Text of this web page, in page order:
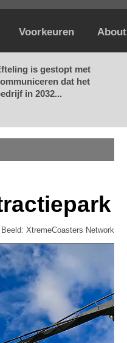
Voorkeuren About
is gestopt met
dat het
in 2032...
Beeld: XtremeCoasters Network